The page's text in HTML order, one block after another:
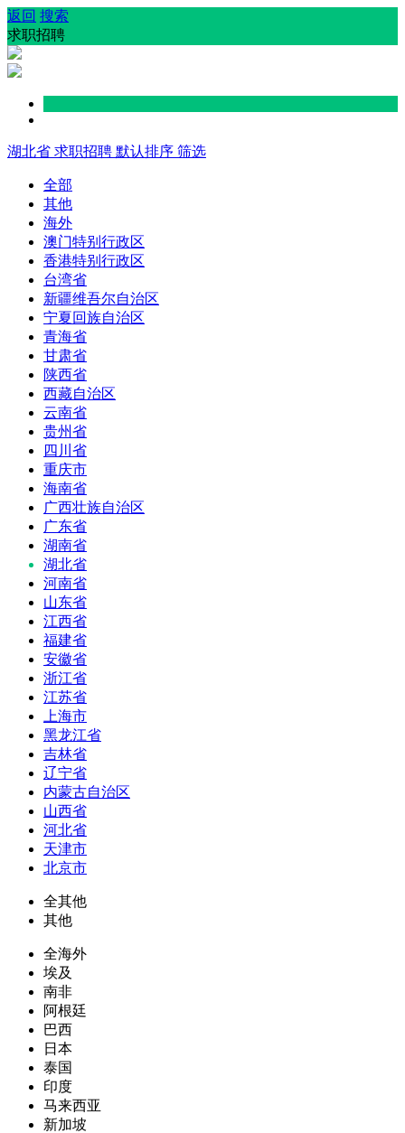
返回 搜索
求职招聘
湖北省 求职招聘 默认排序 筛选
全部
其他
海外
澳门特别行政区
香港特别行政区
台湾省
新疆维吾尔自治区
宁夏回族自治区
青海省
甘肃省
陕西省
西藏自治区
云南省
贵州省
四川省
重庆市
海南省
广西壮族自治区
广东省
湖南省
湖北省
河南省
山东省
江西省
福建省
安徽省
浙江省
江苏省
上海市
黑龙江省
吉林省
辽宁省
内蒙古自治区
山西省
河北省
天津市
北京市
全其他
其他
全海外
埃及
南非
阿根廷
巴西
日本
泰国
印度
马来西亚
新加坡